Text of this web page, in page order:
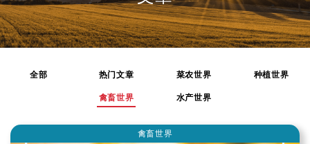
全部 热门文章 菜农世界 种植世界
禽畜世界 水产世界
禽畜世界